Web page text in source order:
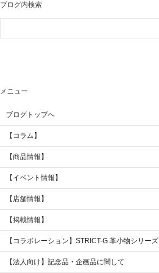
ブログ内検索
メニュー
ブログトップへ
【コラム】
【商品情報】
【イベント情報】
【店舗情報】
【掲載情報】
【コラボレーション】STRICT-G 革小物シリーズ
【法人向け】記念品・企画品に関して